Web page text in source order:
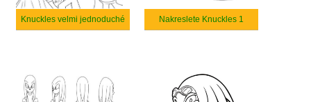
Knuckles velmi jednoduché Nakreslete Knuckles 1